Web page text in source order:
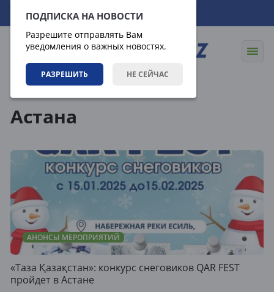
ПОДПИСКА НА НОВОСТИ
Разрешите отправлять Вам
уведомления о важных новостях.
РАЗРЕШИТЬ НЕ СЕЙЧАС
09.08.2026 16:14:00
Астана
АНОНСЫ МЕРОПРИЯТИЙ
«Таза Қазақстан»: конкурс снеговиков QAR FEST
пройдет в Астане